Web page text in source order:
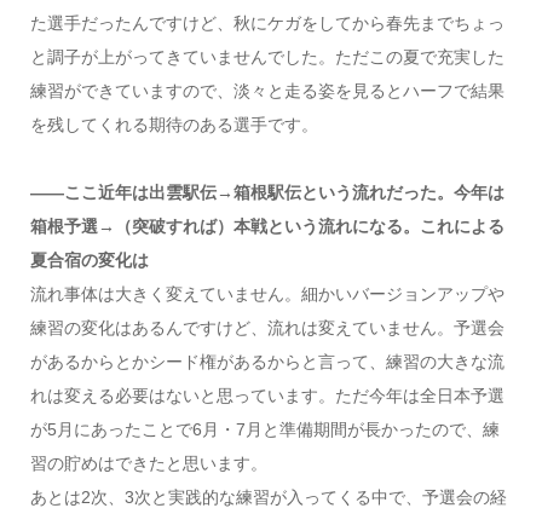
た選手だったんですけど、秋にケガをしてから春先までちょっ
と調子が上がってきていませんでした。ただこの夏で充実した
練習ができていますので、淡々と走る姿を見るとハーフで結果
を残してくれる期待のある選手です。
――ここ近年は出雲駅伝→箱根駅伝という流れだった。今年は
箱根予選→（突破すれば）本戦という流れになる。これによる
夏合宿の変化は
流れ事体は大きく変えていません。細かいバージョンアップや
練習の変化はあるんですけど、流れは変えていません。予選会
があるからとかシード権があるからと言って、練習の大きな流
れは変える必要はないと思っています。ただ今年は全日本予選
が5月にあったことで6月・7月と準備期間が長かったので、練
習の貯めはできたと思います。
あとは2次、3次と実践的な練習が入ってくる中で、予選会の経